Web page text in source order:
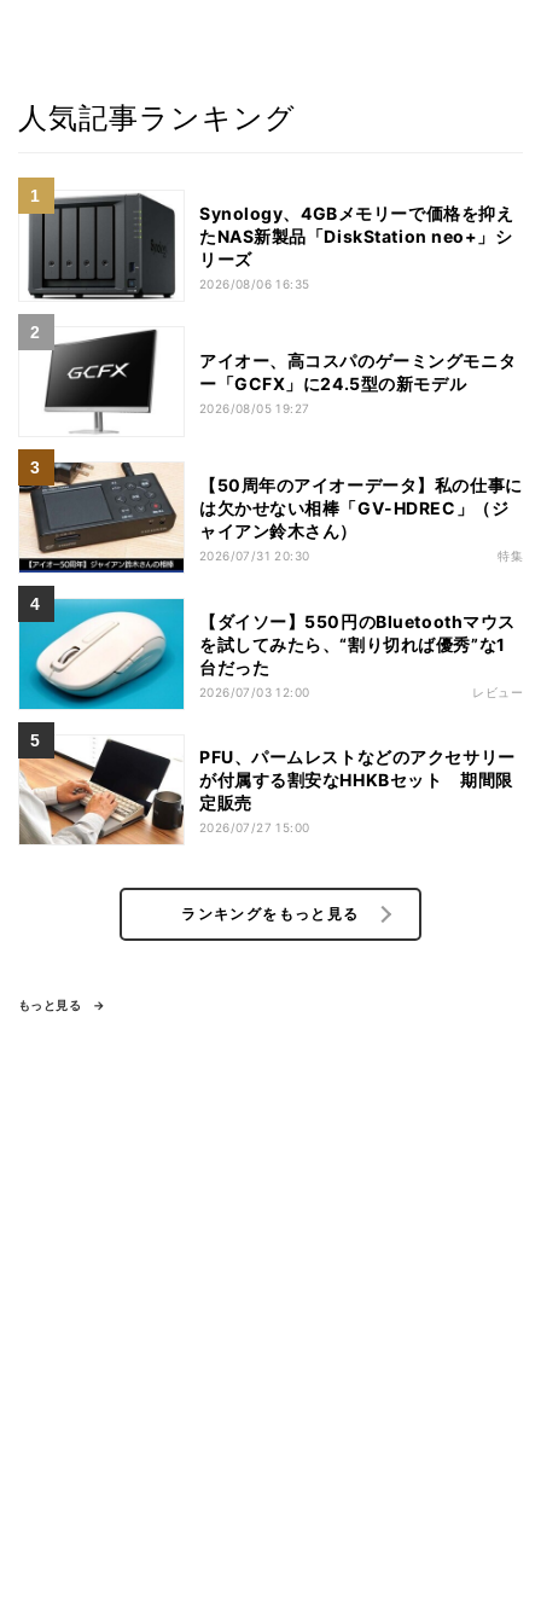
人気記事ランキング
Synology、4GBメモリーで価格を抑え
たNAS新製品「DiskStation neo+」シ
リーズ
2026/08/06 16:35
アイオー、高コスパのゲーミングモニタ
ー「GCFX」に24.5型の新モデル
2026/08/05 19:27
【50周年のアイオーデータ】私の仕事に
は欠かせない相棒「GV-HDREC」（ジ
ャイアン鈴木さん）
2026/07/31 20:30 特集
【ダイソー】550円のBluetoothマウス
を試してみたら、“割り切れば優秀”な1
台だった
2026/07/03 12:00 レビュー
PFU、パームレストなどのアクセサリー
が付属する割安なHHKBセット 期間限
定販売
2026/07/27 15:00
ランキングをもっと見る
もっと見る